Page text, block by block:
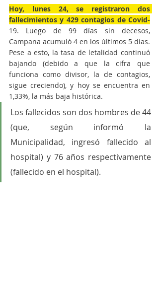
Hoy, lunes 24, se registraron dos
fallecimientos y 429 contagios de Covid-
19. Luego de 99 días sin decesos,
Campana acumuló 4 en los últimos 5 días.
Pese a esto, la tasa de letalidad continuó
bajando (debido a que la cifra que
funciona como divisor, la de contagios,
sigue creciendo), y hoy se encuentra en
1,33%, la más baja histórica.
Los fallecidos son dos hombres de 44
(que, según informó la
Municipalidad, ingresó fallecido al
hospital) y 76 años respectivamente
(fallecido en el hospital).